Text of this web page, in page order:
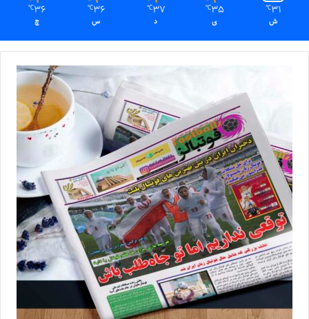
اردوی ملی‌پوشان جوان به تعویق افتاد
31
℃
ش
35
℃
ی
37
℃
د
36
℃
س
36
℃
چ